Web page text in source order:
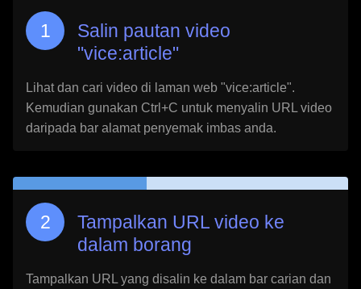
Salin pautan video
"vice:article"
Lihat dan cari video di laman web "vice:article".
Kemudian gunakan Ctrl+C untuk menyalin URL video
daripada bar alamat penyemak imbas anda.
Tampalkan URL video ke
dalam borang
Tampalkan URL yang disalin ke dalam bar carian dan